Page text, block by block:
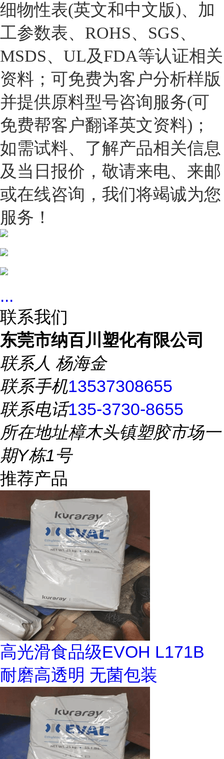
细物性表(英文和中文版)、加
工参数表、ROHS、SGS、
MSDS、UL及FDA等认证相关
资料；可免费为客户分析样版
并提供原料型号咨询服务(可
免费帮客户翻译英文资料)；
如需试料、了解产品相关信息
及当日报价，敬请来电、来邮
或在线咨询，我们将竭诚为您
服务！
...
联系我们
东莞市纳百川塑化有限公司
联系人 杨海金
联系手机13537308655
联系电话135-3730-8655
所在地址樟木头镇塑胶市场一
期Y栋1号
推荐产品
高光滑食品级EVOH L171B
耐磨高透明 无菌包装